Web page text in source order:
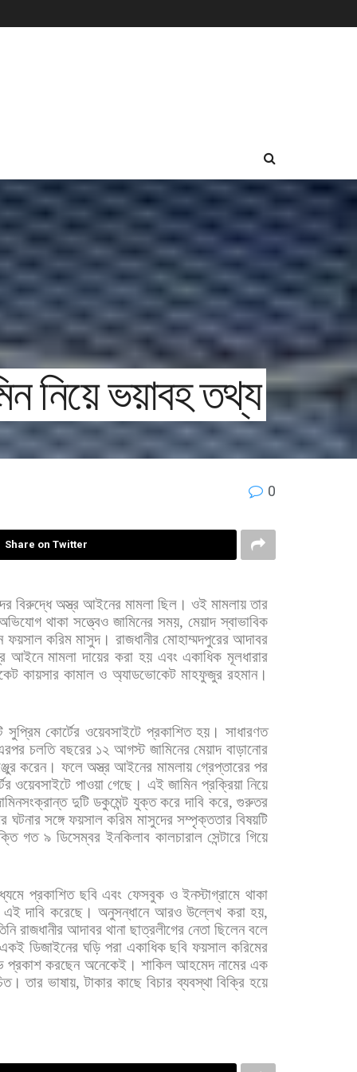
নিয়ে ভয়াবহ তথ্য
0
Share on Twitter
বিরুদ্ধে অস্ত্র আইনের মামলা ছিল। ওই মামলায় তার
থাকা সত্ত্বেও জামিনের সময়,মেয়াদ স্বাভাবিক
ফয়সাল করিম মাসুদ। রাজধানীর মোহাম্মদপুরের আদাবর
আইনে মামলা দায়ের করা হয় এবং একাধিক মূলধারার
কায়সার কামাল ও অ্যাডভোকেট মাহফুজুর রহমান।
সুপ্রিম কোর্টের ওয়েবসাইটে প্রকাশিত হয়। সাধারণত
চলতি বছরের ১২ আগস্ট জামিনের মেয়াদ বাড়ানোর
করেন। ফলে অস্ত্র আইনের মামলায় গ্রেপ্তারের পর
ওয়েবসাইটে পাওয়া গেছে। এই জামিন প্রক্রিয়া নিয়ে
দুটি ডকুমেন্ট যুক্ত করে দাবি করে,গুরুতর
ঘটনার সঙ্গে ফয়সাল করিম মাসুদের সম্পৃক্ততার বিষয়টি
গত ৯ ডিসেম্বর ইনকিলাব কালচারাল সেন্টারে গিয়ে
প্রকাশিত ছবি এবং ফেসবুক ও ইনস্টাগ্রামে থাকা
এই দাবি করেছে। অনুসন্ধানে আরও উল্লেখ করা হয়,
রাজধানীর আদাবর থানা ছাত্রলীগের নেতা ছিলেন বলে
একই ডিজাইনের ঘড়ি পরা একাধিক ছবি ফয়সাল করিমের
প্রকাশ করছেন অনেকেই। শাকিল আহমেদ নামের এক
তার ভাষায়,টাকার কাছে বিচার ব্যবস্থা বিক্রি হয়ে